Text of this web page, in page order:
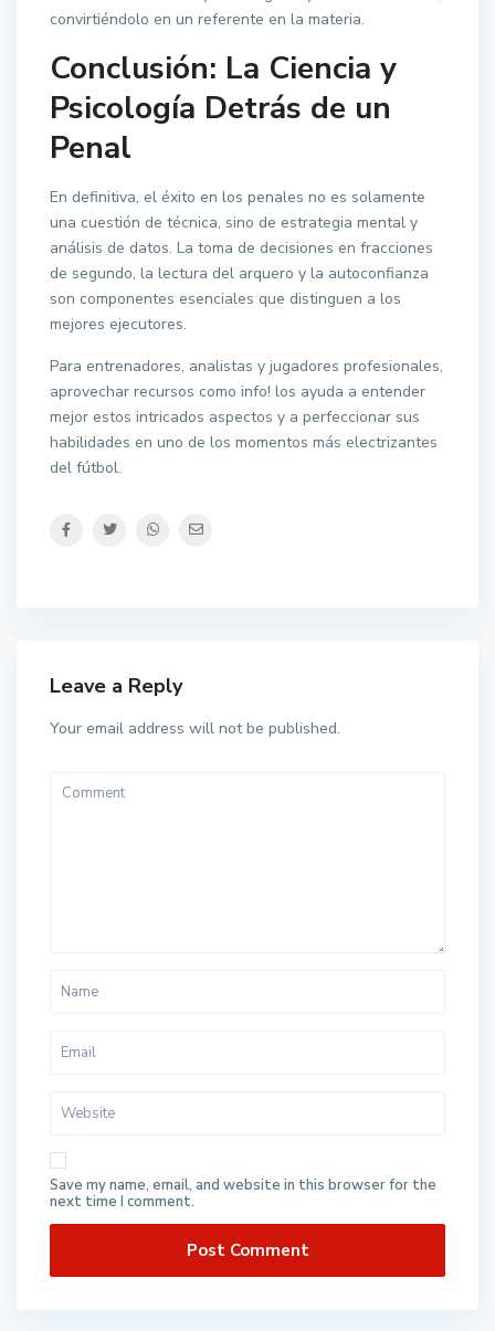
convirtiéndolo en un referente en la materia.
Conclusión: La Ciencia y
Psicología Detrás de un
Penal
En definitiva, el éxito en los penales no es solamente
una cuestión de técnica, sino de estrategia mental y
análisis de datos. La toma de decisiones en fracciones
de segundo, la lectura del arquero y la autoconfianza
son componentes esenciales que distinguen a los
mejores ejecutores.
Para entrenadores, analistas y jugadores profesionales,
aprovechar recursos como info! los ayuda a entender
mejor estos intricados aspectos y a perfeccionar sus
habilidades en uno de los momentos más electrizantes
del fútbol.
Leave a Reply
Your email address will not be published.
Save my name, email, and website in this browser for the
next time I comment.